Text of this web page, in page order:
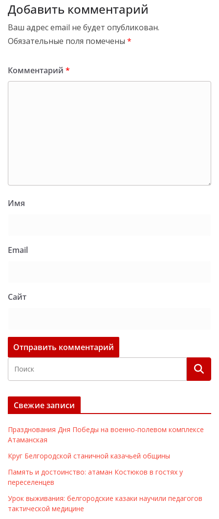
Добавить комментарий
Ваш адрес email не будет опубликован.
Обязательные поля помечены *
Комментарий *
Имя
Email
Сайт
Свежие записи
Празднования Дня Победы на военно-полевом комплексе
Атаманская
Круг Белгородской станичной казачьей общины
Память и достоинство: атаман Костюков в гостях у
переселенцев
Урок выживания: белгородские казаки научили педагогов
тактической медицине